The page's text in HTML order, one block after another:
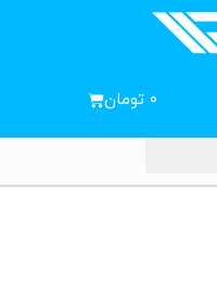
۰ تومان